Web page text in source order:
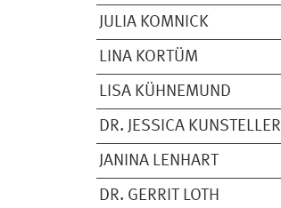
JULIA KOMNICK
LINA KORTÜM
LISA KÜHNEMUND
DR. JESSICA KUNSTELLER
JANINA LENHART
DR. GERRIT LOTH